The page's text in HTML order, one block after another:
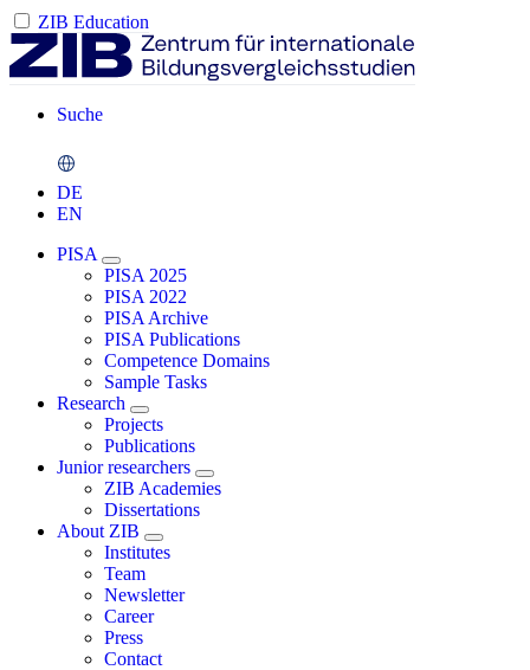
ZIB Education
Suche
DE
EN
PISA
PISA 2025
PISA 2022
PISA Archive
PISA Publications
Competence Domains
Sample Tasks
Research
Projects
Publications
Junior researchers
ZIB Academies
Dissertations
About ZIB
Institutes
Team
Newsletter
Career
Press
Contact